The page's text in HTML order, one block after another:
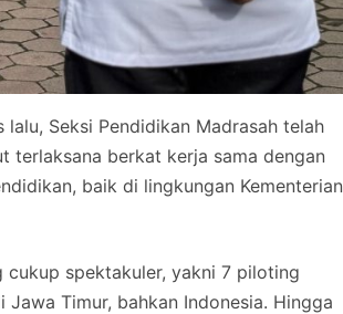
Seksi Pendidikan Madrasah telah
terlaksana berkat kerja sama dengan
baik di lingkungan Kementerian
cukup spektakuler, yakni 7 piloting
Timur, bahkan Indonesia. Hingga